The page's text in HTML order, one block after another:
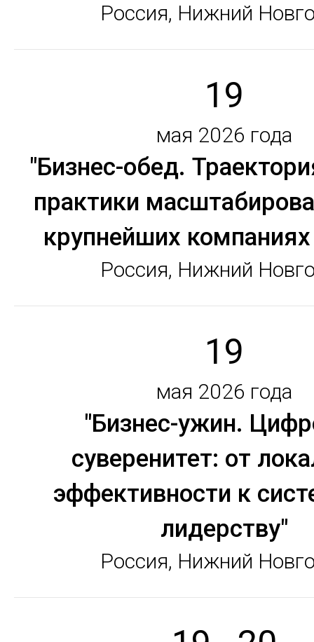
Россия, Нижний
19
мая 2026 года
"Бизнес-обед.
практики
крупнейших
Россия, Нижний
19
мая 2026 года
"Бизнес-ужин.
суверенитет: от
эффективности к
лидерству"
Россия, Нижний